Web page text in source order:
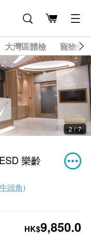
大灣區體檢 寵物健
2 / 7
樂齡
頭角)
HK$9,850.0